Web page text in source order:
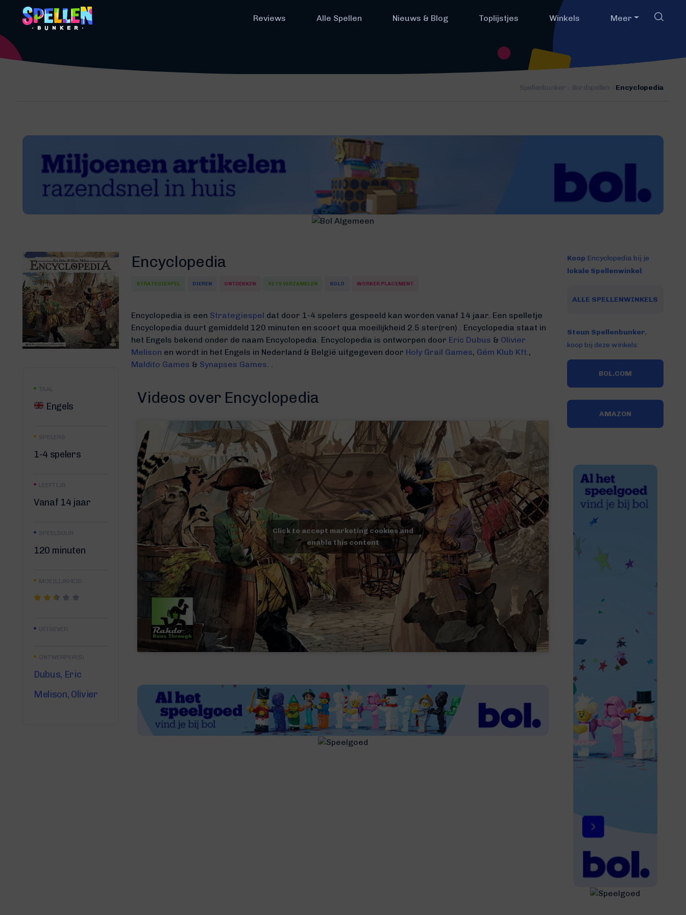
Reviews Alle Spellen Nieuws & Blog Toplijstjes Winkels Meer
Spellenbunker - Bordspellen - Encyclopedia
TAAL
Engels
SPELERS
1-4 spelers
LEEFTIJD
Vanaf 14 jaar
SPEELDUUR
120 minuten
MOEILIJKHEID
UITGEVER:
ONTWERPER(S)
Dubus, Eric
Melison, Olivier
Encyclopedia
STRATEGIESPEL DIEREN ONTDEKKEN SETS VERZAMELEN SOLO WORKER PLACEMENT
Encyclopedia is een Strategiespel dat door 1-4 spelers gespeeld kan worden vanaf 14 jaar. Een spelletje
Encyclopedia duurt gemiddeld 120 minuten en scoort qua moeilijkheid 2.5 ster(ren) . Encyclopedia staat in
het Engels bekend onder de naam Encyclopedia. Encyclopedia is ontworpen door Eric Dubus & Olivier
Melison en wordt in het Engels in Nederland & België uitgegeven door Holy Grail Games, Gém Klub Kft.,
Maldito Games & Synapses Games. .
Videos over Encyclopedia
Click to accept marketing cookies and
enable this content
Koop Encyclopedia bij je
lokale Spellenwinkel:
ALLE SPELLENWINKELS
Steun Spellenbunker,
koop bij deze winkels:
BOL.COM
AMAZON